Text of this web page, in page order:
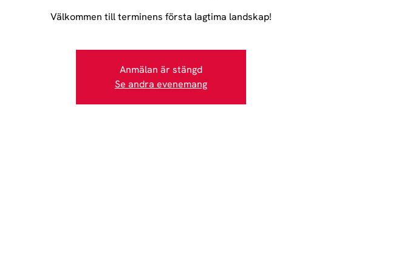
Välkommen till terminens första lagtima landskap!
Anmälan är stängd
Se andra evenemang